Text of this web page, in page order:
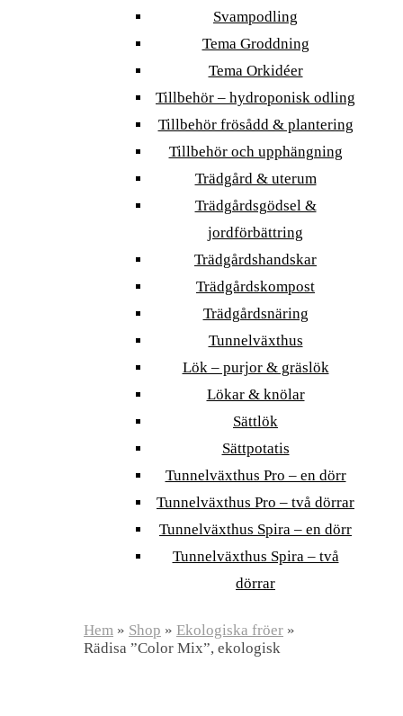
Svampodling
Tema Groddning
Tema Orkidéer
Tillbehör – hydroponisk odling
Tillbehör frösådd & plantering
Tillbehör och upphängning
Trädgård & uterum
Trädgårdsgödsel &
jordförbättring
Trädgårdshandskar
Trädgårdskompost
Trädgårdsnäring
Tunnelväxthus
Lök – purjor & gräslök
Lökar & knölar
Sättlök
Sättpotatis
Tunnelväxthus Pro – en dörr
Tunnelväxthus Pro – två dörrar
Tunnelväxthus Spira – en dörr
Tunnelväxthus Spira – två
dörrar
Hem » Shop » Ekologiska fröer »
Rädisa ”Color Mix”, ekologisk